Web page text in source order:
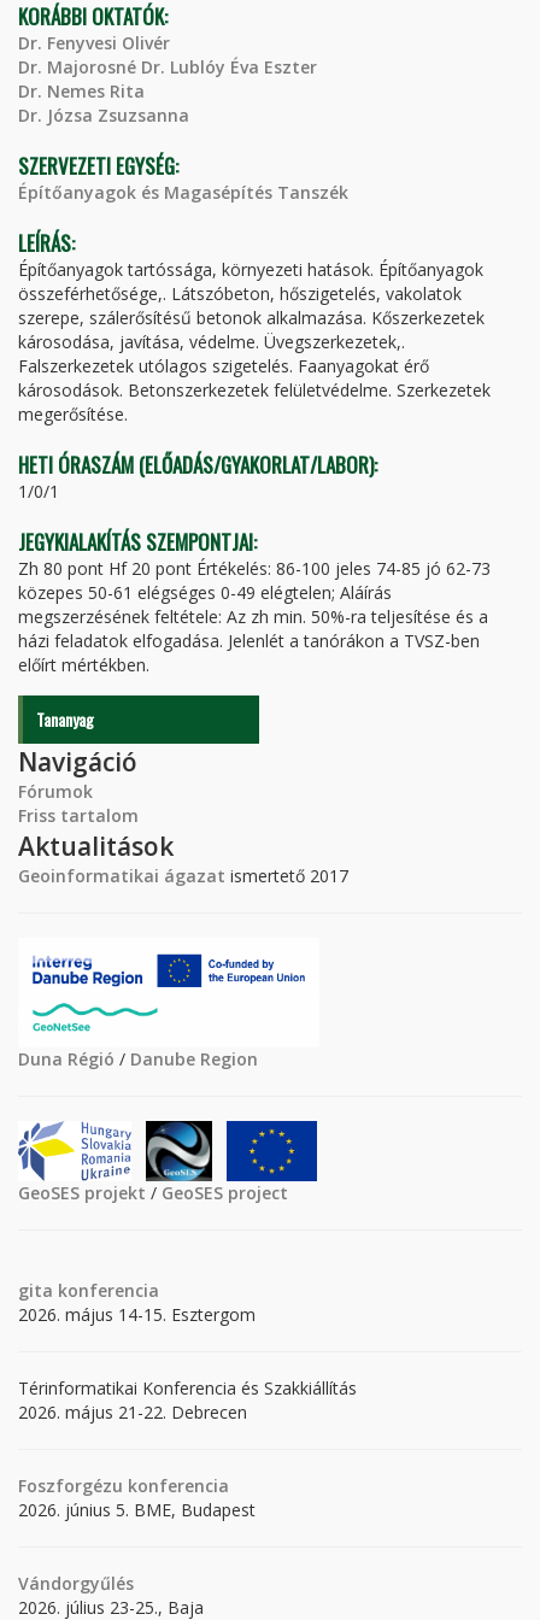
KORÁBBI OKTATÓK:
Dr. Fenyvesi Olivér
Dr. Majorosné Dr. Lublóy Éva Eszter
Dr. Nemes Rita
Dr. Józsa Zsuzsanna
SZERVEZETI EGYSÉG:
Építőanyagok és Magasépítés Tanszék
LEÍRÁS:
Építőanyagok tartóssága, környezeti hatások. Építőanyagok
összeférhetősége,. Látszóbeton, hőszigetelés, vakolatok
szerepe, szálerősítésű betonok alkalmazása. Kőszerkezetek
károsodása, javítása, védelme. Üvegszerkezetek,.
Falszerkezetek utólagos szigetelés. Faanyagokat érő
károsodások. Betonszerkezetek felületvédelme. Szerkezetek
megerősítése.
HETI ÓRASZÁM (ELŐADÁS/GYAKORLAT/LABOR):
1/0/1
JEGYKIALAKÍTÁS SZEMPONTJAI:
Zh 80 pont Hf 20 pont Értékelés: 86-100 jeles 74-85 jó 62-73
közepes 50-61 elégséges 0-49 elégtelen; Aláírás
megszerzésének feltétele: Az zh min. 50%-ra teljesítése és a
házi feladatok elfogadása. Jelenlét a tanórákon a TVSZ-ben
előírt mértékben.
Tananyag
Navigáció
Fórumok
Friss tartalom
Aktualitások
Geoinformatikai ágazat ismertető 2017
Duna Régió / Danube Region
GeoSES projekt / GeoSES project
gita konferencia
2026. május 14-15. Esztergom
Térinformatikai Konferencia és Szakkiállítás
2026. május 21-22. Debrecen
Foszforgézu konferencia
2026. június 5. BME, Budapest
Vándorgyűlés
2026. július 23-25., Baja